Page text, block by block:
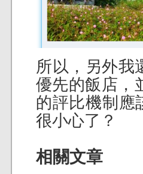
所以，另外我
優先的飯店，
的評比機制應
很小心了？
相關文章